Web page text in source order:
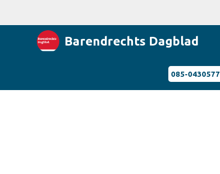
Barendrechts Dagblad
085-0430577